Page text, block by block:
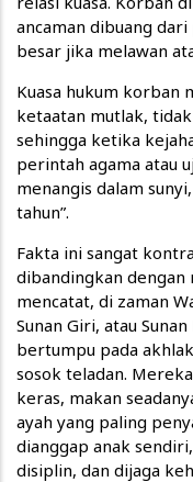
ancaman dibuang
besar jika melawan
Kuasa hukum korban
ketaatan mutlak,
sehingga ketika
perintah agama atau
menangis dalam
tahun”.
Fakta ini sangat
dibandingkan dengan
mencatat, di zaman
Sunan Giri, atau
bertumpu pada
sosok teladan.
keras, makan
ayah yang paling
dianggap anak
disiplin, dan dijaga